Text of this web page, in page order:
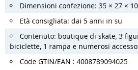
Dimensioni confezione: 35 × 27 ×
Età consigliata: dai 5 anni in su
Contenuto: boutique di skate, 3
biciclette, 1 rampa e numerosi
Code GTIN/EAN : 4008789094025